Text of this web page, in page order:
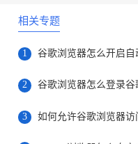
相关专题
1 谷歌浏览器怎么开启自
2 谷歌浏览器怎么登录谷
3 如何允许谷歌浏览器访